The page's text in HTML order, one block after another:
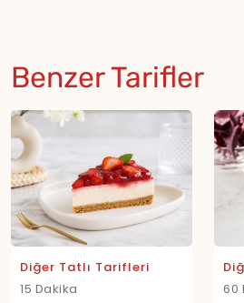
Benzer Tarifler
Diğer Tatlı Tarifleri
15 Dakika
60